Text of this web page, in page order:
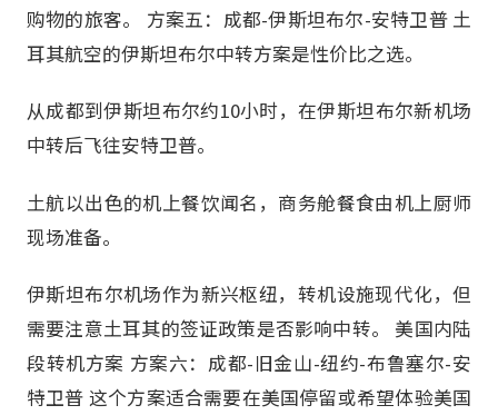
购物的旅客。 方案五：成都-伊斯坦布尔-安特卫普 土
耳其航空的伊斯坦布尔中转方案是性价比之选。
从成都到伊斯坦布尔约10小时，在伊斯坦布尔新机场
中转后飞往安特卫普。
土航以出色的机上餐饮闻名，商务舱餐食由机上厨师
现场准备。
伊斯坦布尔机场作为新兴枢纽，转机设施现代化，但
需要注意土耳其的签证政策是否影响中转。 美国内陆
段转机方案 方案六：成都-旧金山-纽约-布鲁塞尔-安
特卫普 这个方案适合需要在美国停留或希望体验美国